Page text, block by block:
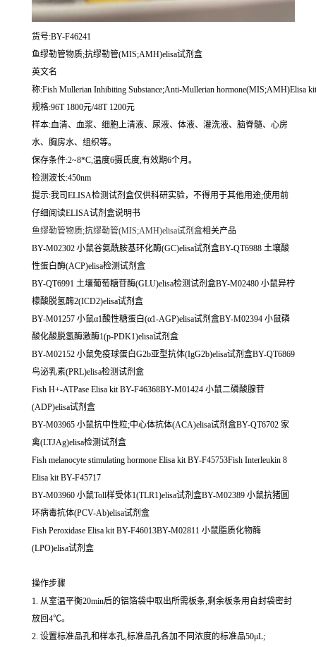
货号:BY-F46241
鱼缪勒管物质;抗缪勒管(MIS;AMH)elisa试剂盒
英文名
称:Fish Mullerian Inhibiting Substance;Anti-Mullerian hormone(MIS;AMH)Elisa kit
规格:96T 1800元/48T 1200元
样本:血清、血浆、细胞上清液、尿液、体液、灌洗液、脑脊髓、心房
水、胸房水、组织等。
保存条件:2~8*C,温度6摄氏度,有效期6个月。
检测波长:450nm
提示:我司ELISA检测试剂盒仅供科研实验，不得用于其他用途;使用前
仔细阅读ELISA试剂盒说明书
鱼缪勒管物质;抗缪勒管(MIS;AMH)elisa试剂盒相关产品
BY-M02302 小鼠谷氨酰胺基环化酶(GC)elisa试剂盒BY-QT6988 土壤酸
性蛋白酶(ACP)elisa检测试剂盒
BY-QT6991 土壤葡萄糖苷酶(GLU)elisa检测试剂盒BY-M02480 小鼠异柠
檬酸脱氢酶2(ICD2)elisa试剂盒
BY-M01257 小鼠α1酸性糖蛋白(α1-AGP)elisa试剂盒BY-M02394 小鼠磷
酸化酸脱氢酶激酶1(p-PDK1)elisa试剂盒
BY-M02152 小鼠免疫球蛋白G2b亚型抗体(IgG2b)elisa试剂盒BY-QT6869
鸟泌乳素(PRL)elisa检测试剂盒
Fish H+-ATPase Elisa kit BY-F46368BY-M01424 小鼠二磷酸腺苷
(ADP)elisa试剂盒
BY-M03965 小鼠抗中性粒;中心体抗体(ACA)elisa试剂盒BY-QT6702 家
禽(LTJAg)elisa检测试剂盒
Fish melanocyte stimulating hormone Elisa kit BY-F45753Fish Interleukin 8
Elisa kit BY-F45717
BY-M03960 小鼠Toll样受体1(TLR1)elisa试剂盒BY-M02389 小鼠抗猪圆
环病毒抗体(PCV-Ab)elisa试剂盒
Fish Peroxidase Elisa kit BY-F46013BY-M02811 小鼠脂质化物酶
(LPO)elisa试剂盒
操作步骤
1. 从室温平衡20min后的铝箔袋中取出所需板条,剩余板条用自封袋密封
放回4℃。
2. 设置标准品孔和样本孔,标准品孔各加不同浓度的标准品50μL;